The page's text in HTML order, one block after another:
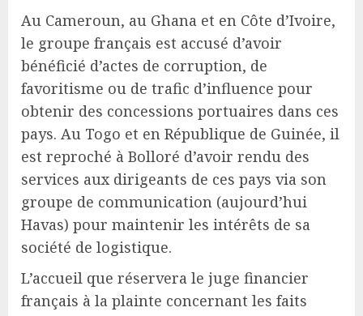
Au Cameroun, au Ghana et en Côte d’Ivoire,
le groupe français est accusé d’avoir
bénéficié d’actes de corruption, de
favoritisme ou de trafic d’influence pour
obtenir des concessions portuaires dans ces
pays. Au Togo et en République de Guinée, il
est reproché à Bolloré d’avoir rendu des
services aux dirigeants de ces pays via son
groupe de communication (aujourd’hui
Havas) pour maintenir les intérêts de sa
société de logistique.
L’accueil que réservera le juge financier
français à la plainte concernant les faits